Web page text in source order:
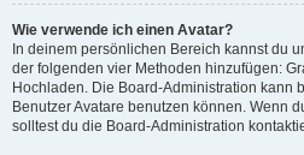
Wie verwende ich einen Avatar?
In deinem persönlichen Bereich kannst du
der folgenden vier Methoden hinzufügen:
Hochladen. Die Board-Administration kann
Benutzer Avatare benutzen können. Wenn
solltest du die Board-Administration